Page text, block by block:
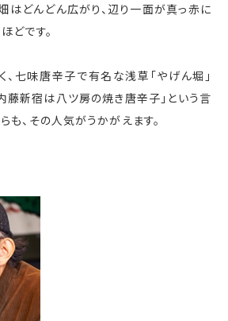
はどんどん広がり、辺り一面が真っ赤に
どです。
七味唐辛子で有名な浅草「やげん堀」
藤新宿は八ツ房の焼き唐辛子」という言
も、その人気がうかがえます。